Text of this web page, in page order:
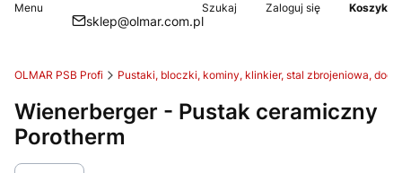
Menu
sklep@olmar.com.pl
Szukaj Zaloguj się Koszyk
OLMAR PSB Profi Pustaki, bloczki, kominy, klinkier, stal zbrojeniowa,
Wienerberger - Pustak ceramiczny
Porotherm